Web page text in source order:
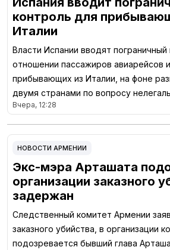
контроль для
Италии
Власти Испании вводят пограничный
отношении пассажиров авиарейсов
прибывающих из Италии, на фоне
двумя странами по вопросу
Вчера, 12:28
НОВОСТИ АРМЕНИИ
Экс-мэра Арташата
организации заказного
задержан
Следственный комитет Армении
заказного убийства, в организации
подозревается бывший глава